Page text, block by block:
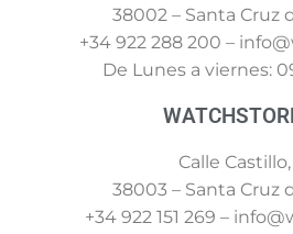
38002 – Santa Cruz
+34 922 288 200 –
De Lunes a viernes:
Calle
38003 – Santa Cruz
+34 922 151 269 –